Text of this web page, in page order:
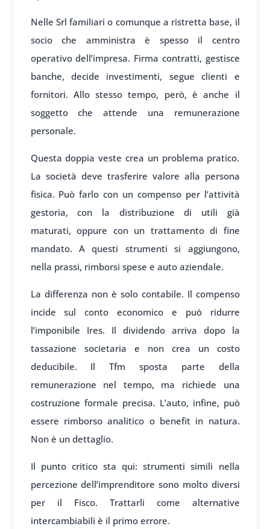
Nelle Srl familiari o comunque a ristretta base, il
socio che amministra è spesso il centro
operativo dell’impresa. Firma contratti, gestisce
banche, decide investimenti, segue clienti e
fornitori. Allo stesso tempo, però, è anche il
soggetto che attende una remunerazione
personale.
Questa doppia veste crea un problema pratico.
La società deve trasferire valore alla persona
fisica. Può farlo con un compenso per l’attività
gestoria, con la distribuzione di utili già
maturati, oppure con un trattamento di fine
mandato. A questi strumenti si aggiungono,
nella prassi, rimborsi spese e auto aziendale.
La differenza non è solo contabile. Il compenso
incide sul conto economico e può ridurre
l’imponibile Ires. Il dividendo arriva dopo la
tassazione societaria e non crea un costo
deducibile. Il Tfm sposta parte della
remunerazione nel tempo, ma richiede una
costruzione formale precisa. L’auto, infine, può
essere rimborso analitico o benefit in natura.
Non è un dettaglio.
Il punto critico sta qui: strumenti simili nella
percezione dell’imprenditore sono molto diversi
per il Fisco. Trattarli come alternative
intercambiabili è il primo errore.